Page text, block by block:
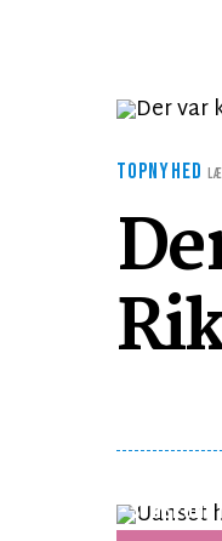
TOPNYHED